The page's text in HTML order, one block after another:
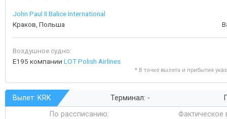
John Paul II Balice International
Краков, Польша
Воздушное судно:
E195 компании LOT Polish Airlines
* В точке вылета и прибытия
Вылет: KRK Терминал: -
По рассписанию:
Фактическое